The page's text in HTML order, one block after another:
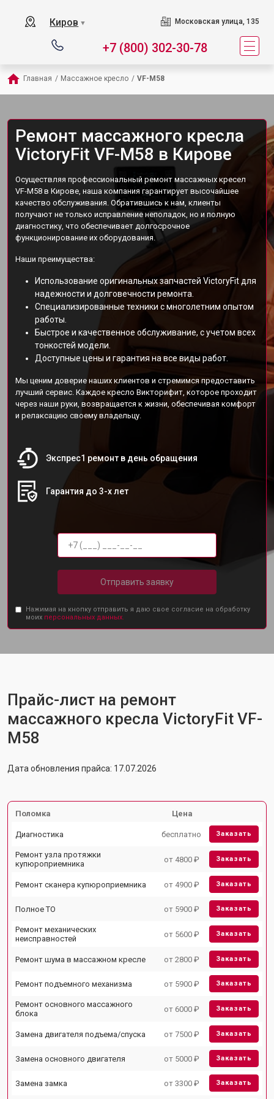
Киров ▼ Московская улица, 135
+7 (800) 302-30-78
Главная / Массажное кресло / VF-M58
Ремонт массажного кресла
VictoryFit VF-M58 в Кирове
Осуществляя профессиональный ремонт массажных кресел
VF-M58 в Кирове, наша компания гарантирует высочайшее
качество обслуживания. Обратившись к нам, клиенты
получают не только исправление неполадок, но и полную
диагностику, что обеспечивает долгосрочное
функционирование их оборудования.
Наши преимущества:
Использование оригинальных запчастей VictoryFit для
надежности и долговечности ремонта.
Специализированные техники с многолетним опытом
работы.
Быстрое и качественное обслуживание, с учетом всех
тонкостей модели.
Доступные цены и гарантия на все виды работ.
Мы ценим доверие наших клиентов и стремимся предоставить
лучший сервис. Каждое кресло Викторифит, которое проходит
через наши руки, возвращается к жизни, обеспечивая комфорт
и релаксацию своему владельцу.
Экспрес1 ремонт в день обращения
Гарантия до 3-х лет
Отправить заявку
Нажимая на кнопку отправить я даю свое согласие на обработку
моих персональных данных.
Прайс-лист на ремонт
массажного кресла VictoryFit VF-
M58
Дата обновления прайса: 17.07.2026
Поломка Цена
Диагностика бесплатно Заказать
Ремонт узла протяжки
купюроприемника
от 4800 ₽ Заказать
Ремонт сканера купюроприемника от 4900 ₽ Заказать
Полное ТО от 5900 ₽ Заказать
Ремонт механических
неисправностей
от 5600 ₽ Заказать
Ремонт шума в массажном кресле от 2800 ₽ Заказать
Ремонт подъемного механизма от 5900 ₽ Заказать
Ремонт основного массажного
блока
от 6000 ₽ Заказать
Замена двигателя подъема/спуска от 7500 ₽ Заказать
Замена основного двигателя от 5000 ₽ Заказать
Замена замка от 3300 ₽ Заказать